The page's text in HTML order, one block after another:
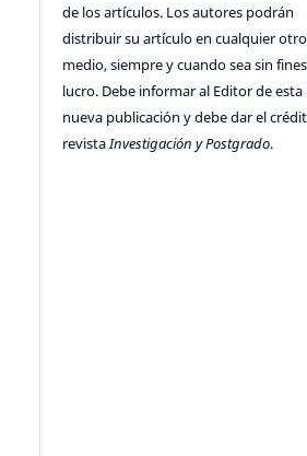
de los artículos. Los autores podrán
distribuir su artículo en cualquier otro
medio, siempre y cuando sea sin
lucro. Debe informar al Editor de esta
nueva publicación y debe dar el
revista Investigación y Postgrado.